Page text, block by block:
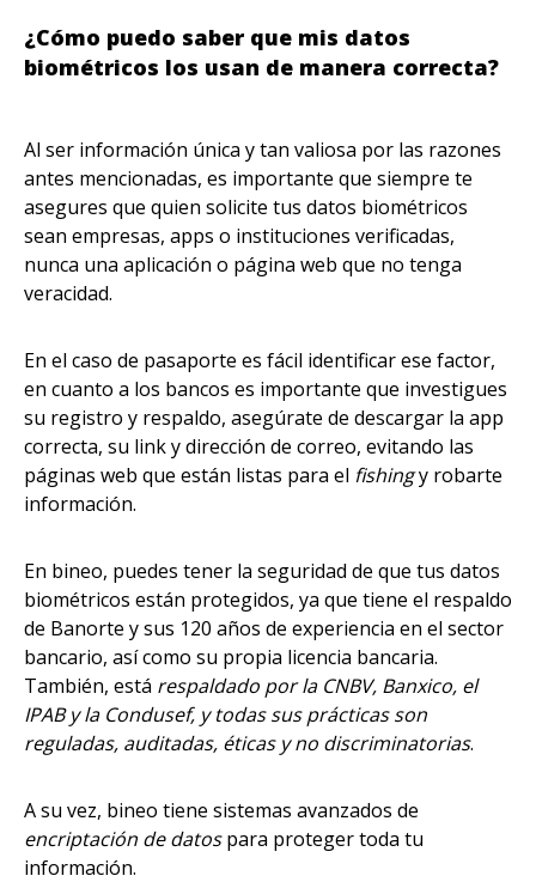
¿Cómo puedo saber que mis datos
biométricos los usan de manera correcta?
Al ser información única y tan valiosa por las razones
antes mencionadas, es importante que siempre te
asegures que quien solicite tus datos biométricos
sean empresas, apps o instituciones verificadas,
nunca una aplicación o página web que no tenga
veracidad.
En el caso de pasaporte es fácil identificar ese factor,
en cuanto a los bancos es importante que investigues
su registro y respaldo, asegúrate de descargar la app
correcta, su link y dirección de correo, evitando las
páginas web que están listas para el fishingy robarte
información.
En bineo, puedes tener la seguridad de que tus datos
biométricos están protegidos, ya que tiene el respaldo
de Banorte y sus 120 años de experiencia en el sector
bancario, así como su propia licencia bancaria.
También, está respaldado por la CNBV, Banxico, el
IPAB y la Condusef, y todas sus prácticas son
reguladas, auditadas, éticas y no discriminatorias.
A su vez, bineo tiene sistemas avanzados de
encriptación de datospara proteger toda tu
información.